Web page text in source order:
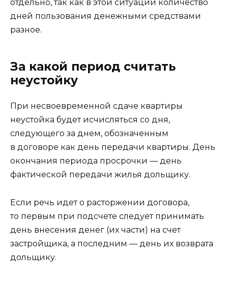
отдельно, так как в этой ситуации количество
дней пользования денежными средствами
разное.
За какой период считать
неустойку
При несвоевременной сдаче квартиры
неустойка будет исчисляться со дня,
следующего за днем, обозначенным
в договоре как день передачи квартиры. День
окончания периода просрочки — день
фактической передачи жилья дольщику.
Если речь идет о расторжении договора,
то первым при подсчете следует принимать
день внесения денег (их части) на счет
застройщика, а последним — день их возврата
дольщику.